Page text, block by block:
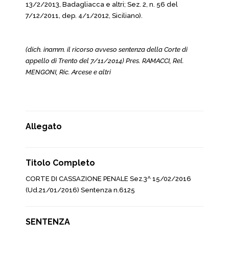
13/2/2013, Badagliacca e altri; Sez. 2, n. 56 del
7/12/2011, dep. 4/1/2012, Siciliano).
(dich. inamm. il ricorso avveso sentenza della Corte di
appello di Trento del 7/11/2014) Pres. RAMACCI, Rel.
MENGONI, Ric. Arcese e altri
Allegato
Titolo Completo
CORTE DI CASSAZIONE PENALE Sez.3^ 15/02/2016
(Ud.21/01/2016) Sentenza n.6125
SENTENZA